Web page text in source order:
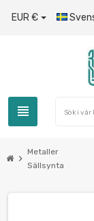
EUR €
view_headline
chevron_right
Metaller
Sällsynta